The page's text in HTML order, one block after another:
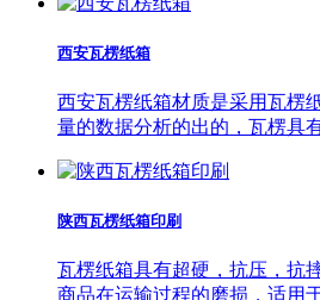
西安瓦楞纸箱
西安瓦楞纸箱材质是采用瓦楞
量的数据分析的出的，瓦楞具
陕西瓦楞纸箱印刷
瓦楞纸箱具有超硬，抗压，抗
商品在运输过程的磨损，适用